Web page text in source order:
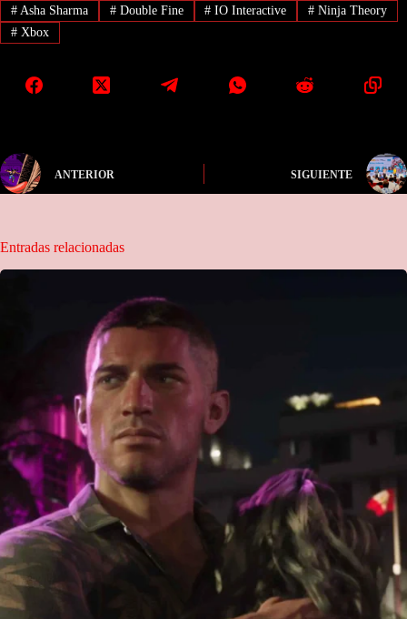
#Asha Sharma #Double Fine # IO Interactive # Ninja Theory
#Xbox
ANTERIOR SIGUIENTE
Entradas relacionadas